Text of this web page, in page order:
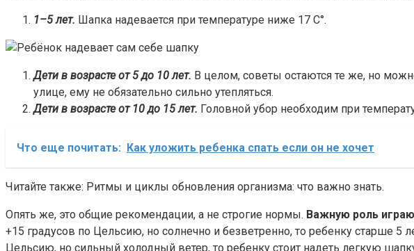
1–5 лет. Шапка надевается при температуре ниже 17 С°.
Дети в возрасте от 5 до 10 лет. В целом, советы остаются те же, но
улице, ему не обязательно сильно утепляться.
Дети в возрасте от 10 до 15 лет. Головной убор необходим при
Что еще почитать: Как уложить ребенка спать если он не хочет
Читайте также: Ритмы и циклы обновления организма: что важно знать.
Опять же, это общие рекомендации, а не строгие нормы. Важную роль
+15 градусов по Цельсию, но солнечно и безветренно, то ребенку старше 5
Цельсию, но сильный холодный ветер, то ребенку стоит надеть легкую